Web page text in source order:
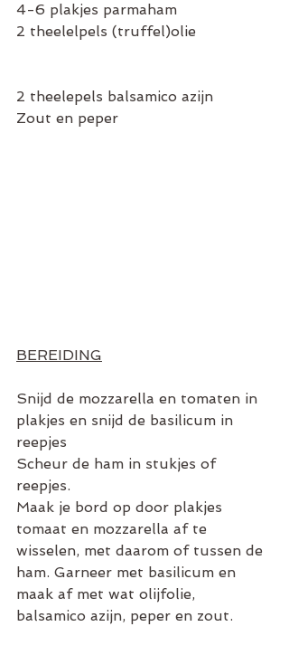
4-6 plakjes parmaham
2 theelelpels (truffel)olie
2 theelepels balsamico azijn
Zout en peper
BEREIDING
Snijd de mozzarella en tomaten in
plakjes en snijd de basilicum in
reepjes
Scheur de ham in stukjes of
reepjes.
Maak je bord op door plakjes
tomaat en mozzarella af te
wisselen, met daarom of tussen de
ham. Garneer met basilicum en
maak af met wat olijfolie,
balsamico azijn, peper en zout.